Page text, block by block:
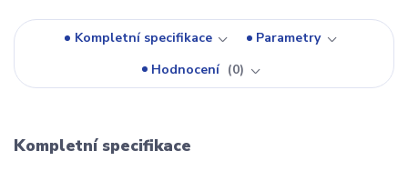
Kompletní specifikace
Parametry
Hodnocení
0
Kompletní specifikace